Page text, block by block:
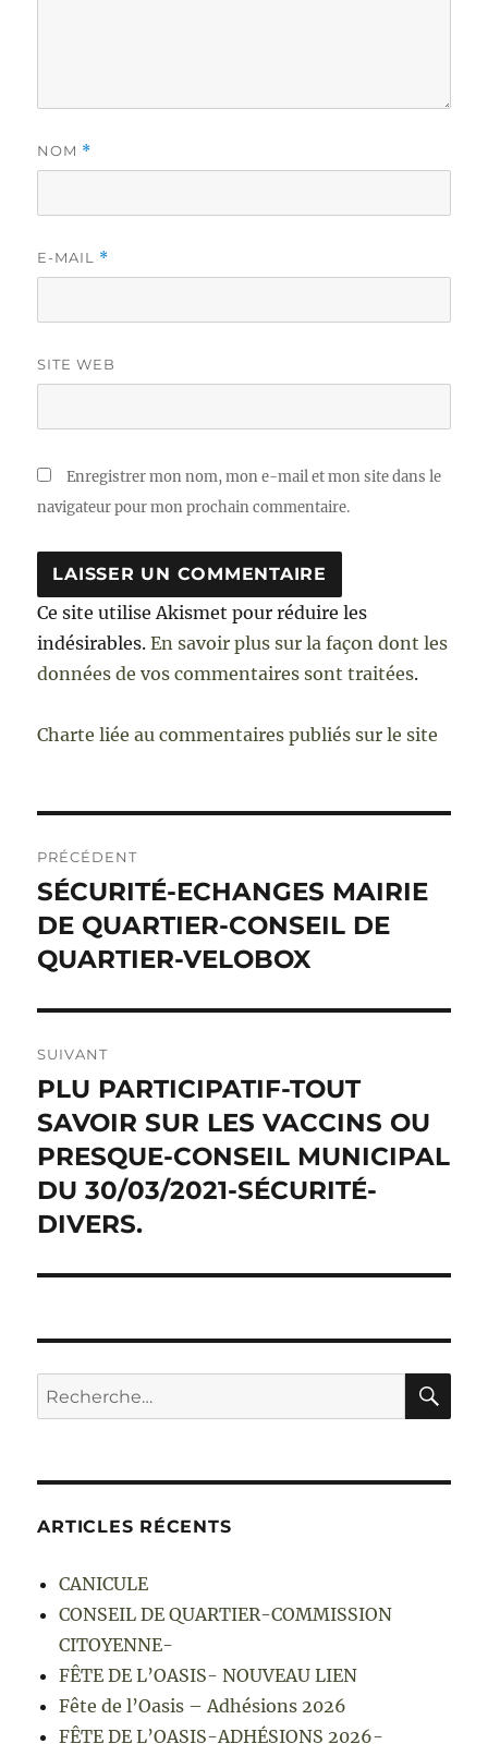
NOM *
E-MAIL *
SITE WEB
Enregistrer mon nom, mon e-mail et mon site dans le
navigateur pour mon prochain commentaire.
Ce site utilise Akismet pour réduire les
indésirables.En savoir plus sur la façon dont les
données de vos commentaires sont traitées.
Charte liée au commentaires publiés sur le site
de
l’article
PRÉCÉDENT
Publication
précédente :
SÉCURITÉ-ECHANGES MAIRIE
DE QUARTIER-CONSEIL DE
QUARTIER-VELOBOX
SUIVANT
Publication
suivante :
PLU PARTICIPATIF-TOUT
SAVOIR SUR LES VACCINS OU
PRESQUE-CONSEIL MUNICIPAL
DU 30/03/2021-SÉCURITÉ-
DIVERS.
Recherche
pour :
ARTICLES RÉCENTS
CANICULE
CONSEIL DE QUARTIER-COMMISSION
CITOYENNE-
FÊTE DE L’OASIS- NOUVEAU LIEN
Fête de l’Oasis – Adhésions 2026
FÊTE DE L’OASIS-ADHÉSIONS 2026-